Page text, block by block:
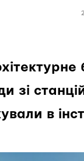
зі
в